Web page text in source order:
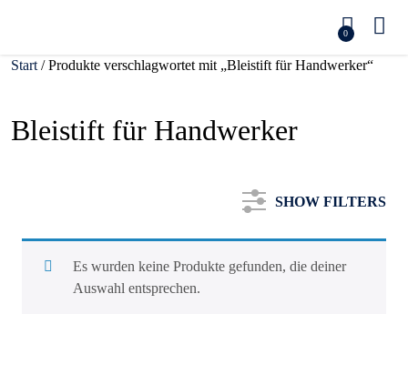
0
Start / Produkte verschlagwortet mit „Bleistift für Handwerker“
Bleistift für Handwerker
SHOW FILTERS
Es wurden keine Produkte gefunden, die deiner
Auswahl entsprechen.